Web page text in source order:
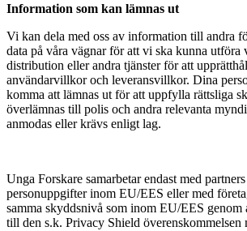
Information som kan lämnas ut
Vi kan dela med oss av information till andra
data på våra vägnar för att vi ska kunna utföra
distribution eller andra tjänster för att
användarvillkor och leveransvillkor. Dina
komma att lämnas ut för att uppfylla rättsliga
överlämnas till polis och andra relevanta
anmodas eller krävs enligt lag.
Unga Forskare samarbetar endast med
personuppgifter inom EU/EES eller med
samma skyddsnivå som inom EU/EES genom
till den s.k. Privacy Shield